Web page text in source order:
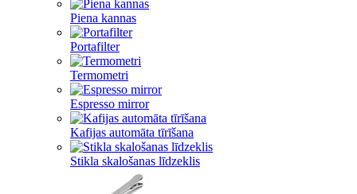
Piena kannas
Portafilter
Termometri
Espresso mirror
Kafijas automāta tīrīšana
Stikla skalošanas līdzeklis